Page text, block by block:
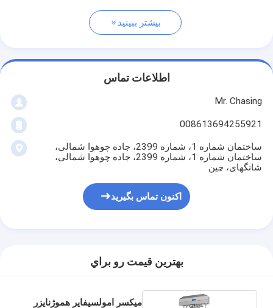
بیشتر ببینید
اطلاعات تماس
Mr. Chasing
008613694255921
ساختمان شماره 1، شماره 2399، جاده چوهوا شمالی،
ساختمان شماره 1، شماره 2399، جاده چوهوا شمالی،
شانگهای، چین
اکنون تماس بگیرید
بهترين قيمت رو براي
میکسر امولسیفایر هموژنایزر